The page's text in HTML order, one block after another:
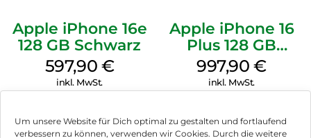
Um unsere Website für Dich optimal zu gestalten und fortlaufend
verbessern zu können, verwenden wir Cookies. Durch die weitere
Apple iPhone 16e
128 GB Schwarz
597,90 €
inkl. MwSt.
Apple iPhone 16
Plus 128 GB
Schwarz
997,90€
inkl. MwSt.